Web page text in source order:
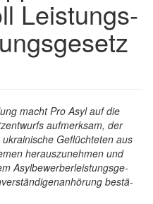
Leis­tungs­
macht Pro Asyl auf die
aufmerksam, der
Geflüch­te­ten aus
her­aus­zu­neh­men und
Asyl­be­wer­ber­leis­tungs­ge­
bestä­